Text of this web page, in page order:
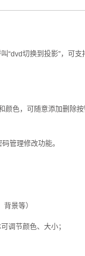
切换到投影”，可
色，可随意添加删除
管理修改功能。
景等）
调节颜色、大小；